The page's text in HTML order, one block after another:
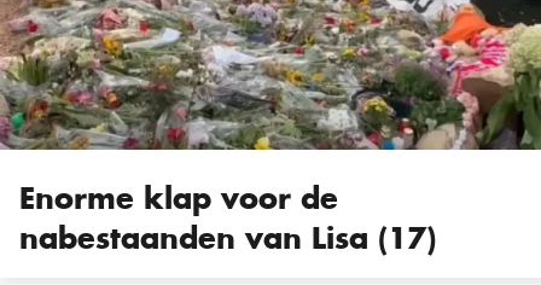
Enorme klap voor de
nabestaanden van Lisa (17)